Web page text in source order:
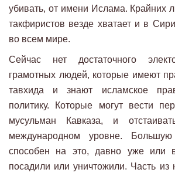
убивать, от имени Ислама. Крайних
такфиристов везде хватает и в
во всем мире.
Сейчас нет достаточного
грамотных людей, которые имеют
тавхида и знают исламское
политику. Которые могут вести
мусульман Кавказа, и
международном уровне.
способен на это, давно уже или
посадили или уничтожили. Часть из